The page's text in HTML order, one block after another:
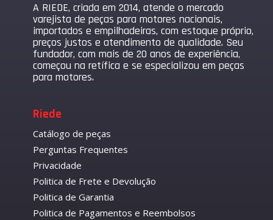
A RIEDE, criada em 2014, atende o mercado
varejista de peças para motores nacionais,
importados e empilhadeiras, com estoque próprio,
preços justos e atendimento de qualidade. Seu
fundador, com mais de 20 anos de experiência,
começou na retífica e se especializou em peças
para motores.
Riede
Catálogo de peças
Perguntas Frequentes
Privacidade
Politica de Frete e Devolução
Politica de Garantia
Politica de Pagamentos e Reembolsos